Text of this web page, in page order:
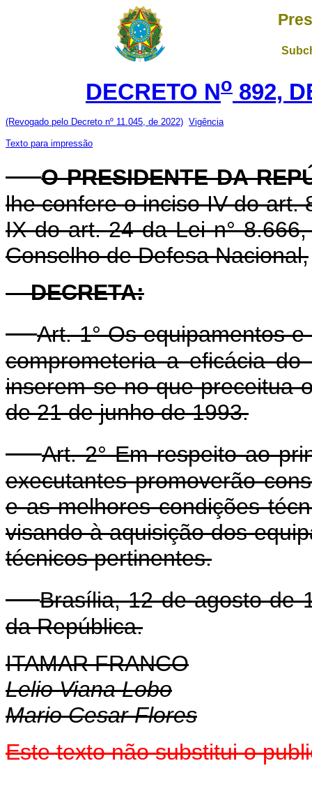
DECRETO No 892,
(Revogado pelo Decreto nº 11.045, de 2022) Vigência
Texto para impressão
O PRESIDENTE DA
lhe confere o inciso IV do art.
IX do art. 24 da Lei n°
Conselho de Defesa Nacional,
DECRETA:
Art. 1° Os equipamentos
comprometeria a eficácia
inserem-se no que preceitua
de 21 de junho de 1993.
Art. 2° Em respeito ao
executantes promoverão
e as melhores condições
visando à aquisição dos
técnicos pertinentes.
Brasília, 12 de agosto de
da República.
ITAMAR FRANCO
Lelio Viana Lobo
Mario Cesar Flores
Este texto não substitui o